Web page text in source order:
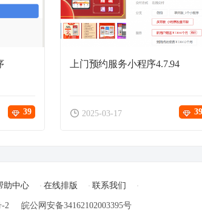
39
上门预约服务小程序4.7.94
2025-03-17 39
助中心 在线排版 联系我们
-2 皖公网安备34162102003395号